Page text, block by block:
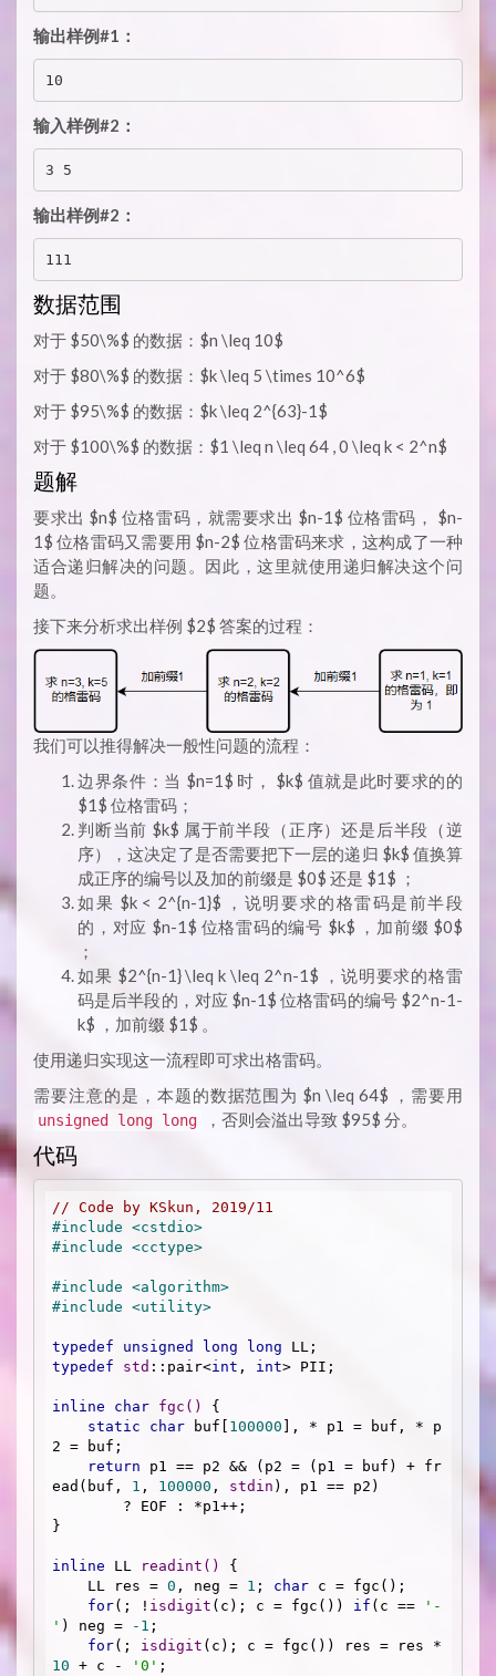
输出样例#1：
10
输入样例#2：
3 5
输出样例#2：
111
数据范围
对于 $50\%$ 的数据：$n \leq 10$
对于 $80\%$ 的数据：$k \leq 5 \times 10^6$
对于 $95\%$ 的数据：$k \leq 2^{63}-1$
对于 $100\%$ 的数据：$1 \leq n \leq 64 , 0 \leq k < 2^n$
题解
要求出 $n$ 位格雷码，就需要求出 $n-1$ 位格雷码， $n-
1$ 位格雷码又需要用 $n-2$ 位格雷码来求，这构成了一种
适合递归解决的问题。因此，这里就使用递归解决这个问
题。
接下来分析求出样例 $2$ 答案的过程：
我们可以推得解决一般性问题的流程：
边界条件：当 $n=1$ 时， $k$ 值就是此时要求的的
$1$ 位格雷码；
判断当前 $k$ 属于前半段（正序）还是后半段（逆
序），这决定了是否需要把下一层的递归 $k$ 值换算
成正序的编号以及加的前缀是 $0$ 还是 $1$ ；
如果 $k < 2^{n-1}$ ，说明要求的格雷码是前半段
的，对应 $n-1$ 位格雷码的编号 $k$ ，加前缀 $0$
；
如果 $2^{n-1} \leq k \leq 2^n-1$ ，说明要求的格雷
码是后半段的，对应 $n-1$ 位格雷码的编号 $2^n-1-
k$ ，加前缀 $1$ 。
使用递归实现这一流程即可求出格雷码。
需要注意的是，本题的数据范围为 $n \leq 64$ ，需要用
unsigned long long ，否则会溢出导致 $95$ 分。
代码
// Code by KSkun, 2019/11
#include <cstdio>
#include <cctype>
#include <algorithm>
#include <utility>
typedef unsigned long long
typedef
std ::pair<int , int> PII;
inline char fgc ()
{
static
char buf[ 100000 ], * p1 = buf, * p
2 = buf;
return p1 == p2 && (p2 = (p1 = buf) + fr
ead(buf, 1 , 100000 , stdin ), p1 == p2)
}
inline LL readint ()
{
    LL res =
0 , neg = 1 ; char c = fgc();
for(; ! isdigit (c); c = fgc()) if (c ==
'-
' ) neg = -1 ;
for(; isdigit
10 + c - '0' ;